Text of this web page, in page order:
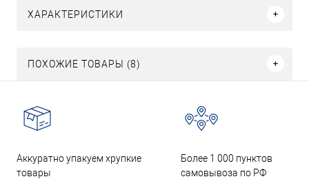
ХАРАКТЕРИСТИКИ
ПОХОЖИЕ ТОВАРЫ (8)
Аккуратно упакуем хрупкие
товары
Более 1 000 пунктов
самовывоза по РФ